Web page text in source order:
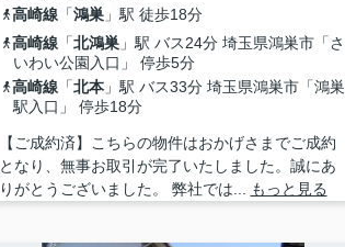
高崎線「鴻巣」駅 徒歩18分
高崎線「北鴻巣」駅 バス24分 埼玉県鴻巣市「さ
いわい公園入口」 停歩5分
高崎線「北本」駅 バス33分 埼玉県鴻巣市「鴻巣
駅入口」 停歩18分
【ご成約済】こちらの物件はおかげさまでご成約
となり、無事お取引が完了いたしました。誠にあ
りがとうございました。 弊社では...
もっと見る